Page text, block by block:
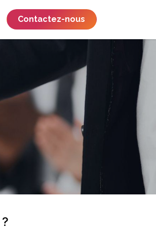
​​​​​​​​​​​​​​​​Contactez-nous
?